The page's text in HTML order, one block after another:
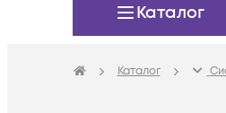
Каталог
Каталог